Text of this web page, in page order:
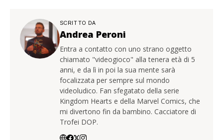
SCRITTO DA
Andrea Peroni
Entra a contatto con uno strano oggetto
chiamato "videogioco" alla tenera età di 5
anni, e da lì in poi la sua mente sarà
focalizzata per sempre sul mondo
videoludico. Fan sfegatato della serie
Kingdom Hearts e della Marvel Comics, che
mi divertono fin da bambino. Cacciatore di
Trofei DOP.